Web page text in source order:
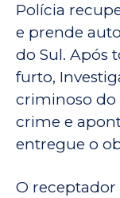
Polícia
e prende
do Sul. Após
furto,
criminoso do
crime e
entregue o
O receptador